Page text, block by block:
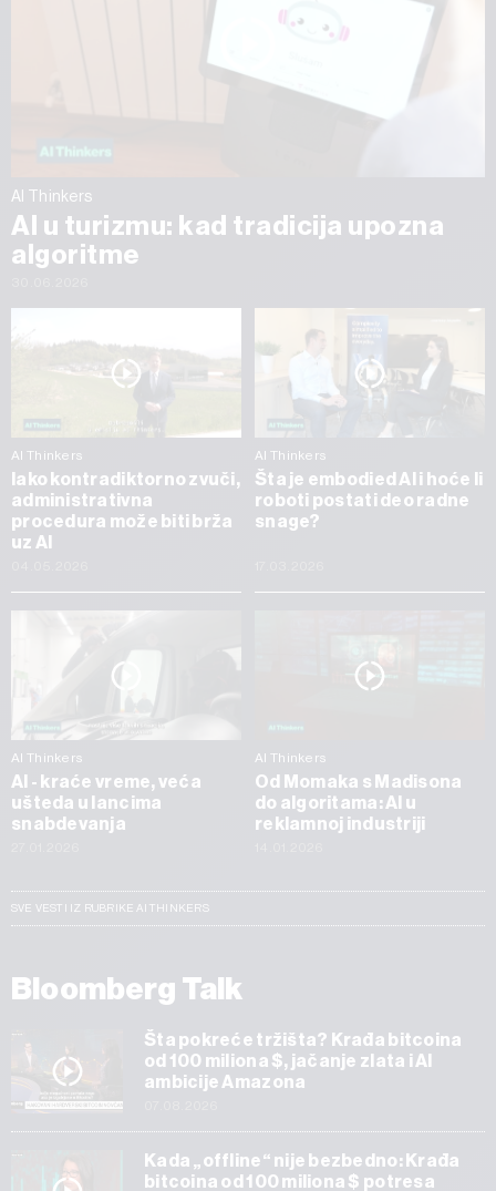
AI Thinkers
AI u turizmu: kad tradicija upozna
algoritme
AI Thinkers
Iako kontradiktorno zvuči,
administrativna
procedura može biti brža
uz AI
AI Thinkers
Šta je embodied AI i hoće li
roboti postati deo radne
snage?
AI Thinkers
AI - kraće vreme, veća
ušteda u lancima
snabdevanja
AI Thinkers
Od Momaka s Madisona
do algoritama: AI u
reklamnoj industriji
SVE VESTI IZ RUBRIKE AI THINKERS
Bloomberg Talk
Šta pokreće tržišta? Krađa bitcoina
od 100 miliona $, jačanje zlata i AI
ambicije Amazona
Kada „offline“ nije bezbedno: Krađa
bitcoina od 100 miliona $ potresa